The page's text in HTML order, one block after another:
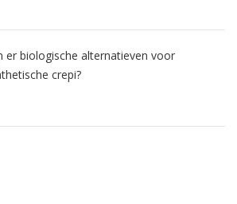
er biologische alternatieven voor
crepi?